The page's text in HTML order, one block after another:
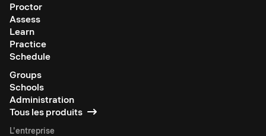
Proctor
Assess
Learn
Practice
Schedule
Groups
Schools
Administration
Tous les produits
L'entreprise